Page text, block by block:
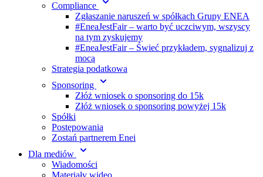
Compliance
Zgłaszanie naruszeń w spółkach Grupy ENEA
#EneaJestFair – warto być uczciwym, wszyscy
na tym zyskujemy
#EneaJestFair – Świeć przykładem, sygnalizuj z
mocą
Strategia podatkowa
Sponsoring
Złóż wniosek o sponsoring do 15k
Złóż wniosek o sponsoring powyżej 15k
Spółki
Postępowania
Zostań partnerem Enei
Dla mediów
Wiadomości
Materiały wideo